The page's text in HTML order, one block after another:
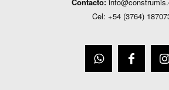
Contacto:
Cel: +54 (3764)